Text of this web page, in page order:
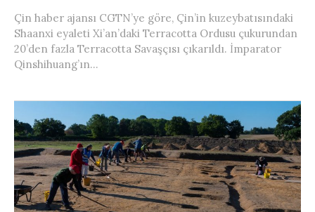
Çin haber ajansı CGTN’ye göre, Çin’in kuzeybatısındaki
Shaanxi eyaleti Xi’an’daki Terracotta Ordusu çukurundan
20’den fazla Terracotta Savaşçısı çıkarıldı. İmparator
Qinshihuang’ın...